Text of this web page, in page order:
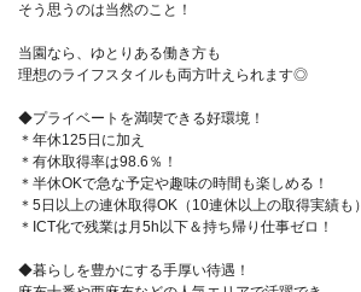
そう思うのは当然のこと！
当園なら、ゆとりある働き方も
理想のライフスタイルも両方叶えられます◎
◆プライベートを満喫できる好環境！
＊年休125日に加え
＊有休取得率は98.6％！
＊半休OKで急な予定や趣味の時間も楽しめる！
＊5日以上の連休取得OK（10連休以上の取得実績も）
＊ICT化で残業は月5h以下＆持ち帰り仕事ゼロ！
◆暮らしを豊かにする手厚い待遇！